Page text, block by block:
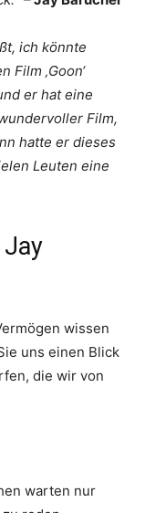
ich könnte
‚Goon‘
er hat eine
Film,
hatte er dieses
Leuten eine
wissen
uns einen Blick
die wir von
warten nur